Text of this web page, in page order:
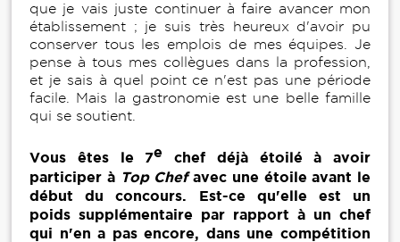
que je vais juste continuer à faire avancer mon
établissement ; je suis très heureux d'avoir pu
conserver tous les emplois de mes équipes. Je
pense à tous mes collègues dans la profession,
et je sais à quel point ce n'est pas une période
facile. Mais la gastronomie est une belle famille
qui se soutient.
Vous êtes le 7e chef déjà étoilé à avoir
participer à Top Chefavec une étoile avant le
début du concours. Est-ce qu'elle est un
poids supplémentaire par rapport à un chef
qui n'en a pas encore, dans une compétition